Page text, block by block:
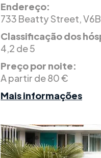
Endereço:
733 Beatty Street,
Classificação dos
4,2 de 5
Preço por noite:
A partir de 80 €
Mais informações